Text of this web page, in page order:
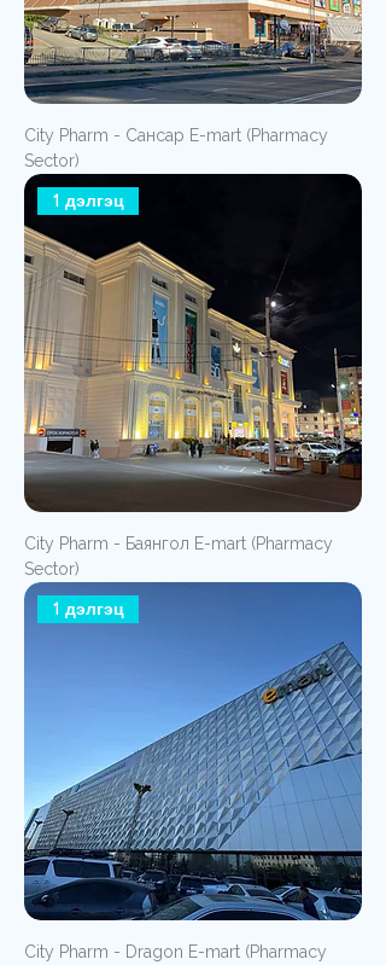
City Pharm - Сансар E-mart (Pharmacy
Sector)
1 дэлгэц
City Pharm - Баянгол E-mart (Pharmacy
Sector)
1 дэлгэц
City Pharm - Dragon E-mart (Pharmacy